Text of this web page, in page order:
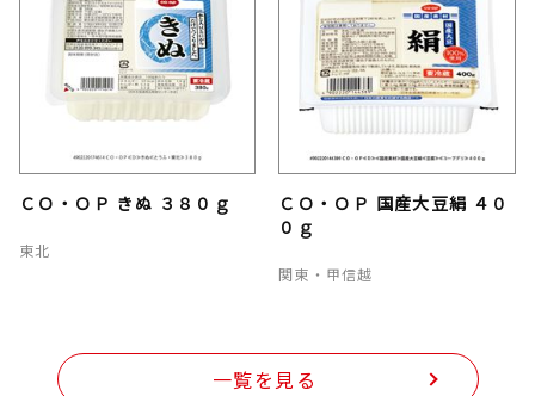
ＣＯ・ＯＰ きぬ ３８０ｇ
東北
ＣＯ・ＯＰ 国産大豆絹 ４０
０ｇ
関東・甲信越
一覧を見る